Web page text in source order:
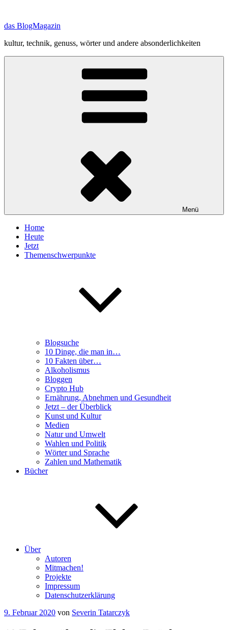
springen
das BlogMagazin
kultur, technik, genuss, wörter und andere absonderlichkeiten
Menü
Home
Heute
Jetzt
Themenschwerpunkte
Blogsuche
10 Dinge, die man in…
10 Fakten über…
Alkoholismus
Bloggen
Crypto Hub
Ernährung, Abnehmen und Gesundheit
Jetzt – der Überblick
Kunst und Kultur
Medien
Natur und Umwelt
Wahlen und Politik
Wörter und Sprache
Zahlen und Mathematik
Bücher
Über
Autoren
Mitmachen!
Projekte
Impressum
Datenschutzerklärung
Veröffentlicht
9. Februar 2020 von Severin Tatarczyk